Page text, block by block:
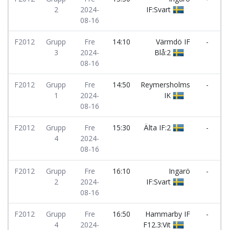
2
2024-
08-16
IF:Svart
F2012
Grupp
3
Fre
2024-
08-16
14:10
Värmdö IF
Blå:2
-
F2012
Grupp
1
Fre
2024-
08-16
14:50
Reymersholms
IK
-
F2012
Grupp
4
Fre
2024-
08-16
15:30 Älta IF:2
-
F2012
Grupp
2
Fre
2024-
08-16
16:10
Ingarö
IF:Svart
-
F2012
Grupp
4
Fre
2024-
16:50
Hammarby IF
F12.3:Vit
-